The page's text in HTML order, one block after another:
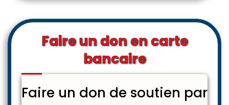
Faire un don en carte
bancaire
Faire un don de soutien par